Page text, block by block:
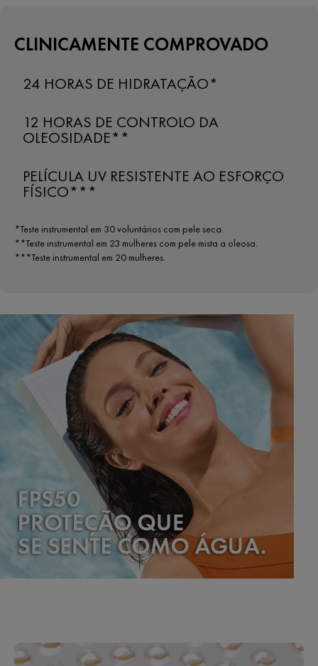
CLINICAMENTE COMPROVADO
24 HORAS DE HIDRATAÇÃO*
12 HORAS DE CONTROLO DA
OLEOSIDADE**
PELÍCULA UV RESISTENTE AO ESFORÇO
FÍSICO***
*Teste instrumental em 30 voluntários com pele seca.
**Teste instrumental em 23 mulheres com pele mista a oleosa.
***Teste instrumental em 20 mulheres.